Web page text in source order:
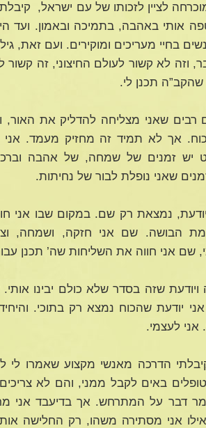
לציין לזכותו של עם ישראל,
אותי באהבה, בתמיכה ובאמון. ועד
בחיי מעריכים ומוקירים. ועם זאת,
וזה לא קשור לעולם החיצוני, זה
תכנן לי.
רבים שאני מצליחה להדליק את האור,
אך לא תמיד זה מחזיק מעמד.
יש זמנים של שמחה, של אהבה
שאני נופלת לבור של נחיתות.
נמצאת רק שם. במקום שבו אני
הבושה. שם אני חזקה, ושמחה,
שם אני חווה את השליחות שה’ תכנן
ויודעת שזה בסדר שלא כולם יבינו
יודעת שהכוח נמצא רק בתוכי.
אני לעצמי.
קיבלתי הדרכה מאנשי מקצוע שאמרו
באים לקבל ממני, והם לא צריכים
דבר על המתרחש. אך בדיעבד אני
אני מסתירה משהו, רק החלישה